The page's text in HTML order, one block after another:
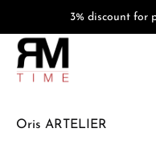
3% discount for
Oris ARTELIER